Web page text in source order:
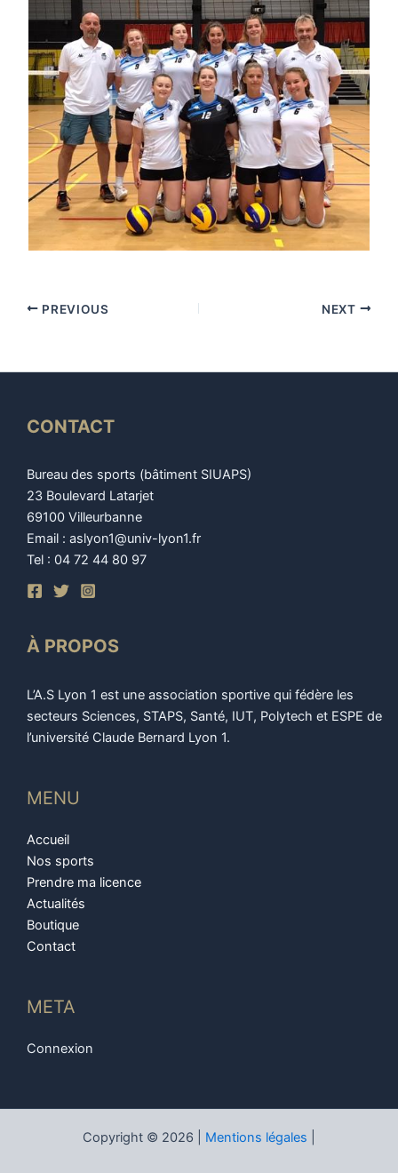
PREVIOUS NEXT
CONTACT
Bureau des sports (bâtiment SIUAPS)
23 Boulevard Latarjet
69100 Villeurbanne
Email : aslyon1@univ-lyon1.fr
Tel : 04 72 44 80 97
À PROPOS
L’A.S Lyon 1 est une association sportive qui fédère les
secteurs Sciences, STAPS, Santé, IUT, Polytech et ESPE de
l’université Claude Bernard Lyon 1.
MENU
Accueil
Nos sports
Prendre ma licence
Actualités
Boutique
Contact
META
Connexion
Copyright © 2026 | Mentions légales